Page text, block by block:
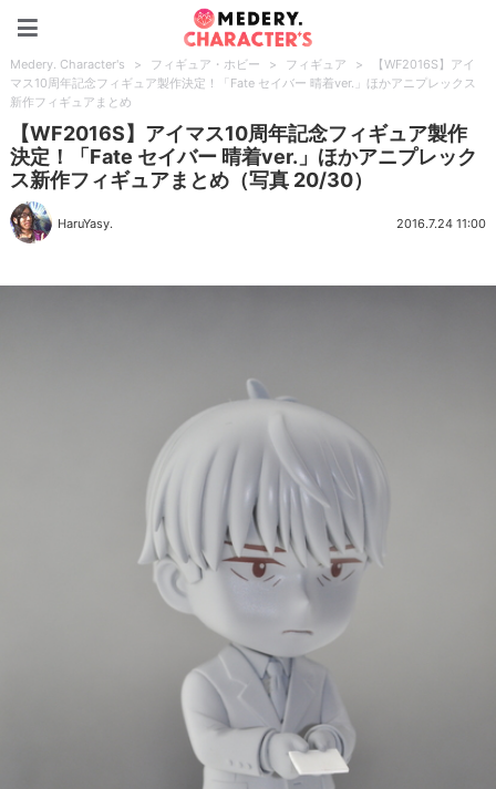
Medery. Character's > フィギュア・ホビー > フィギュア >
【WF2016S】アイ
マス10周年記念フィギュア製作決定！「Fate セイバー 晴着ver.」ほかアニプレックス
新作フィギュアまとめ
【WF2016S】アイマス10周年記念フィギュア製作
決定！「Fate セイバー 晴着ver.」ほかアニプレック
ス新作フィギュアまとめ（写真 20/30）
HaruYasy. 2016.7.24 11:00